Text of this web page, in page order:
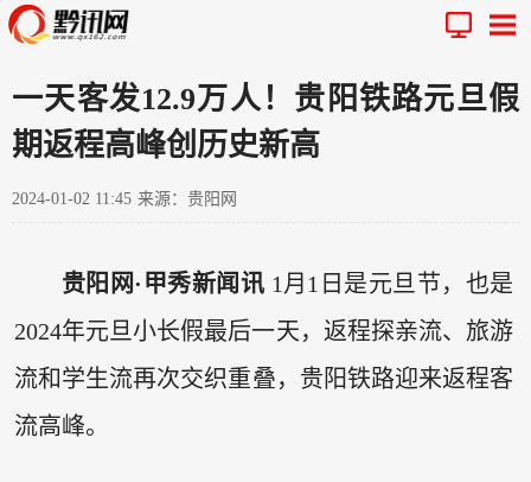
一天客发12.9万人！贵阳铁路元旦假
期返程高峰创历史新高
2024-01-02 11:45 来源：贵阳网
贵阳网·甲秀新闻讯1月1日是元旦节，也是
2024年元旦小长假最后一天，返程探亲流、旅游
流和学生流再次交织重叠，贵阳铁路迎来返程客
流高峰。